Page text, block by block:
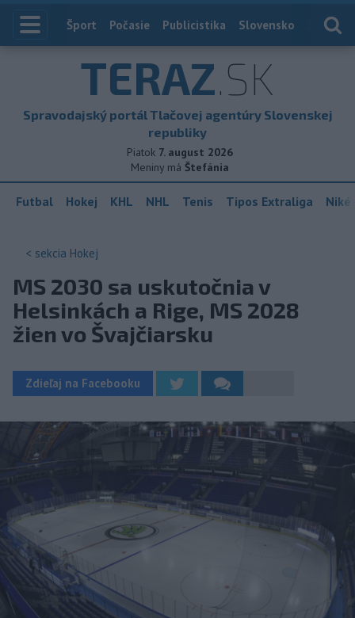
Index
Šport Počasie Publicistika Slovensko
TERAZ.SK
Spravodajský portál Tlačovej agentúry Slovenskej
republiky
Piatok 7. august 2026
Meniny má Štefánia
Futbal Hokej KHL NHL Tenis Tipos Extraliga
< sekcia Hokej
MS 2030 sa uskutočnia v
Helsinkách a Rige, MS 2028
žien vo Švajčiarsku
Zdieľaj na Facebooku